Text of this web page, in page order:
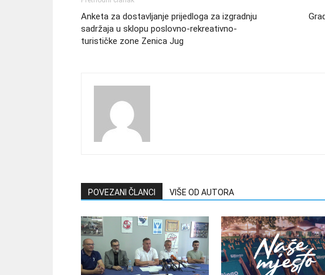
Anketa za dostavljanje prijedloga za izgradnju
sadržaja u sklopu poslovno-rekreativno-
turističke zone Zenica Jug
POVEZANI ČLANCI VIŠE OD AUTORA